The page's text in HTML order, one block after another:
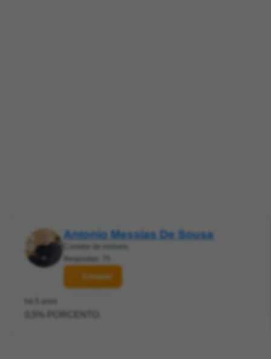
Antonio Messias De Sousa
Corretor de imóveis
Respostas: 75
Contatar
há 5 anos